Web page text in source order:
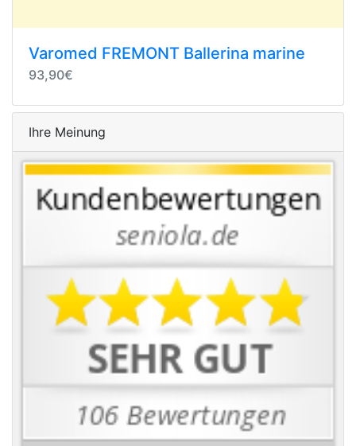
Varomed FREMONT Ballerina marine
93,90€
Ihre Meinung